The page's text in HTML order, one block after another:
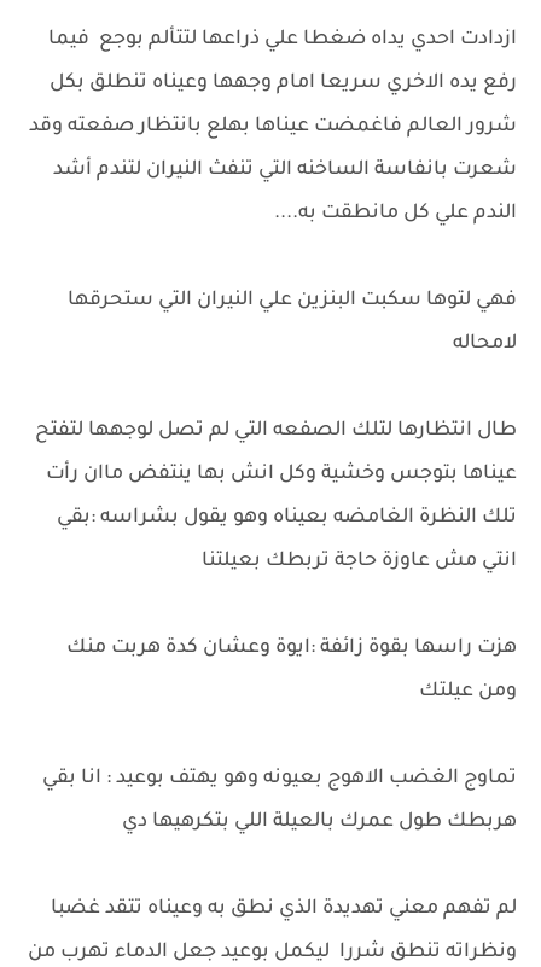
ازدادت احدي يداه ضغطا علي ذراعها لتتألم بوجع فيما
رفع يده الاخري سريعا امام وجهها وعيناه تنطلق بكل
شرور العالم فاغمضت عيناها بهلع بانتظار صفعته وقد
شعرت بانفاسة الساخنه التي تنفث النيران لتندم أشد
الندم علي كل مانطقت به....
فهي لتوها سكبت البنزين علي النيران التي ستحرقها
لامحاله
طال انتظارها لتلك الصفعه التي لم تصل لوجهها لتفتح
عيناها بتوجس وخشية وكل انش بها ينتفض ماان رأت
تلك النظرة الغامضه بعيناه وهو يقول بشراسه :بقي
انتي مش عاوزة حاجة تربطك بعيلتنا
هزت راسها بقوة زائفة :ايوة وعشان كدة هربت منك
ومن عيلتك
تماوج الغضب الاهوج بعيونه وهو يهتف بوعيد : انا بقي
هربطك طول عمرك بالعيلة اللي بتكرهيها دي
لم تفهم معني تهديدة الذي نطق به وعيناه تتقد غضبا
ونظراته تنطق شررا ليكمل بوعيد جعل الدماء تهرب من